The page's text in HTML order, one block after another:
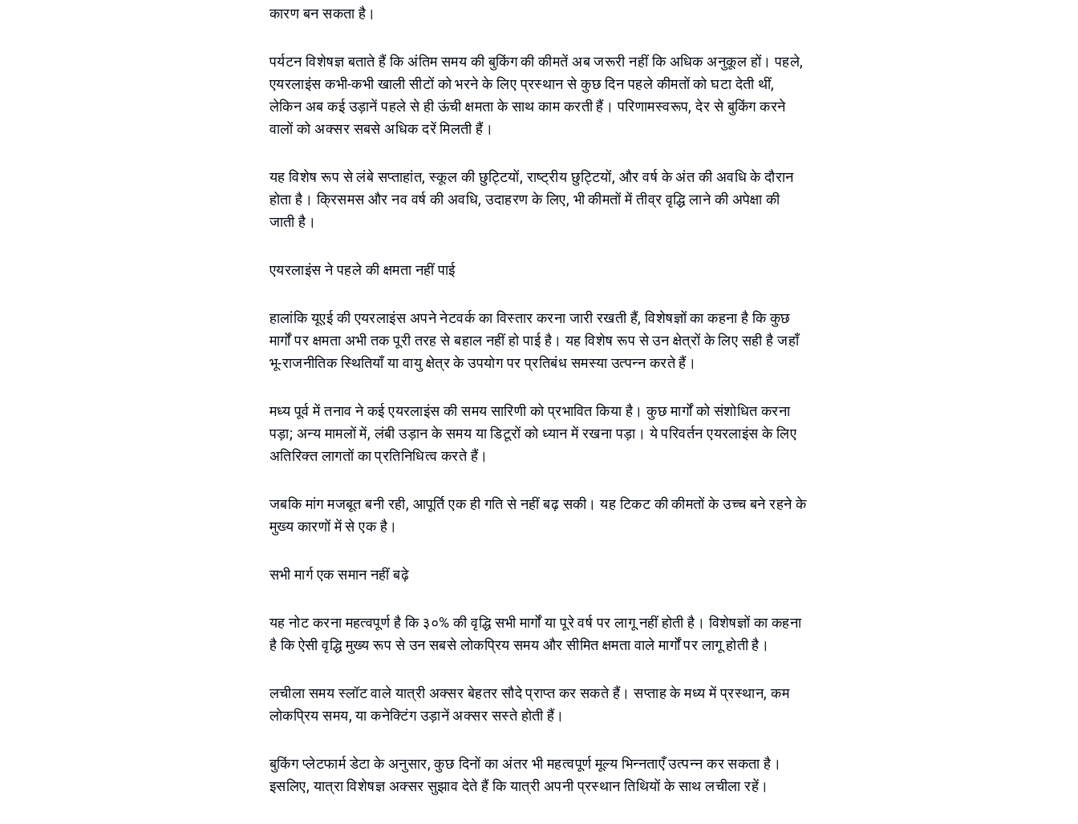
कारण बन सकता है।
पर्यटन विशेषज्ञ बताते हैं कि अंतिम समय की बुकिंग की कीमतें अब जरूरी नहीं कि अधिक अनुकूल हों। पहले,
एयरलाइंस कभी-कभी खाली सीटों को भरने के लिए प्रस्थान से कुछ दिन पहले कीमतों को घटा देती थीं,
लेकिन अब कई उड़ानें पहले से ही ऊंची क्षमता के साथ काम करती हैं। परिणामस्वरूप, देर से बुकिंग करने
वालों को अक्सर सबसे अधिक दरें मिलती हैं।
यह विशेष रूप से लंबे सप्ताहांत, स्कूल की छुट्टियों, राष्ट्रीय छुट्टियों, और वर्ष के अंत की अवधि के दौरान
होता है। क्रिसमस और नव वर्ष की अवधि, उदाहरण के लिए, भी कीमतों में तीव्र वृद्धि लाने की अपेक्षा की
जाती है।
एयरलाइंस ने पहले की क्षमता नहीं पाई
हालांकि यूएई की एयरलाइंस अपने नेटवर्क का विस्तार करना जारी रखती हैं, विशेषज्ञों का कहना है कि कुछ
मार्गों पर क्षमता अभी तक पूरी तरह से बहाल नहीं हो पाई है। यह विशेष रूप से उन क्षेत्रों के लिए सही है जहाँ
भू-राजनीतिक स्थितियाँ या वायु क्षेत्र के उपयोग पर प्रतिबंध समस्या उत्पन्न करते हैं।
मध्य पूर्व में तनाव ने कई एयरलाइंस की समय सारिणी को प्रभावित किया है। कुछ मार्गों को संशोधित करना
पड़ा; अन्य मामलों में, लंबी उड़ान के समय या डिटूरों को ध्यान में रखना पड़ा। ये परिवर्तन एयरलाइंस के लिए
अतिरिक्त लागतों का प्रतिनिधित्व करते हैं।
जबकि मांग मजबूत बनी रही, आपूर्ति एक ही गति से नहीं बढ़ सकी। यह टिकट की कीमतों के उच्च बने रहने के
मुख्य कारणों में से एक है।
सभी मार्ग एक समान नहीं बढ़े
यह नोट करना महत्वपूर्ण है कि ३०% की वृद्धि सभी मार्गों या पूरे वर्ष पर लागू नहीं होती है। विशेषज्ञों का कहना
है कि ऐसी वृद्धि मुख्य रूप से उन सबसे लोकप्रिय समय और सीमित क्षमता वाले मार्गों पर लागू होती है।
लचीला समय स्लॉट वाले यात्री अक्सर बेहतर सौदे प्राप्त कर सकते हैं। सप्ताह के मध्य में प्रस्थान, कम
लोकप्रिय समय, या कनेक्टिंग उड़ानें अक्सर सस्ते होती हैं।
बुकिंग प्लेटफार्म डेटा के अनुसार, कुछ दिनों का अंतर भी महत्वपूर्ण मूल्य भिन्नताएँ उत्पन्न कर सकता है।
इसलिए, यात्रा विशेषज्ञ अक्सर सुझाव देते हैं कि यात्री अपनी प्रस्थान तिथियों के साथ लचीला रहें।